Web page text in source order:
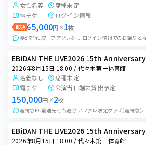
女性名義
席種未定
電チケ
ログイン情報
即決 65,000円 × 1枚
EBiDAN THE LIVE2026 15th Anniversary
2026年8月15日 18:00 / 代々木第一体育館
名義なし
席種未定
電チケ
公演当日端末貸出予定
150,000円 × 2枚
EBiDAN THE LIVE2026 15th Anniversary
2026年8月15日 18:00 / 代々木第一体育館